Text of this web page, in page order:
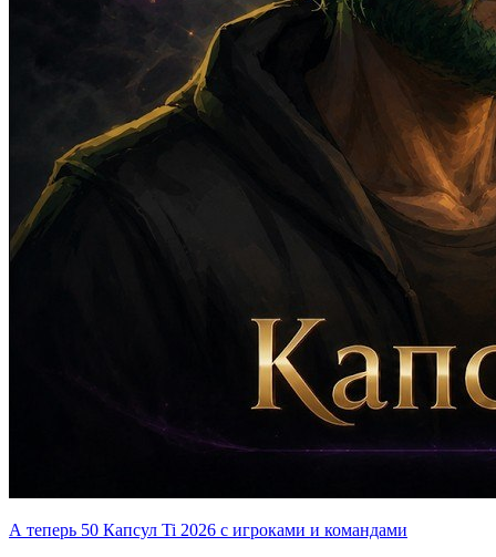
А теперь 50 Капсул Ti 2026 с игроками и командами